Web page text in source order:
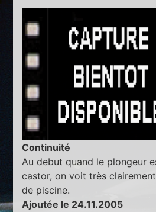
Continuité
Au debut quand le plongeur
castor, on voit très
de piscine.
Ajoutée le 24.11.2005